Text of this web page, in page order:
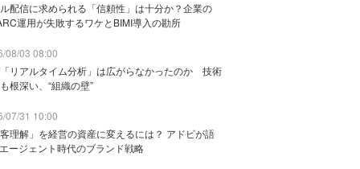
配信に求められる「信頼性」は十分か？企業の
運用が失敗するワケとBIMI導入の勘所
08/03 08:00
リアルタイム分析」は広がらなかったのか 技術
根深い、“組織の壁”
07/31 10:00
理解」を経営の資産に変えるには？ アドビが語
ージェント時代のブランド戦略